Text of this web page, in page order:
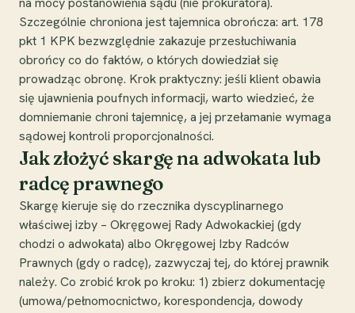
Szczególnie chroniona jest tajemnica obrończa: art. 178
pkt 1 KPK bezwzględnie zakazuje przesłuchiwania
obrońcy co do faktów, o których dowiedział się
prowadząc obronę. Krok praktyczny: jeśli klient obawia
się ujawnienia poufnych informacji, warto wiedzieć, że
domniemanie chroni tajemnicę, a jej przełamanie wymaga
sądowej kontroli proporcjonalności.
Jak złożyć skargę na adwokata lub
radcę prawnego
Skargę kieruje się do rzecznika dyscyplinarnego
właściwej izby – Okręgowej Rady Adwokackiej (gdy
chodzi o adwokata) albo Okręgowej Izby Radców
Prawnych (gdy o radcę), zazwyczaj tej, do której prawnik
należy. Co zrobić krok po kroku: 1) zbierz dokumentację
(umowa/pełnomocnictwo, korespondencja, dowody